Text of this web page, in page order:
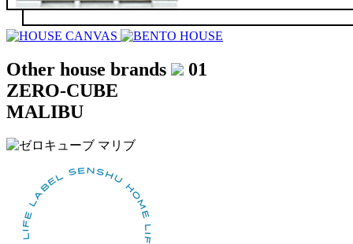
Other house brands
01
ZERO-CUBE
MALIBU